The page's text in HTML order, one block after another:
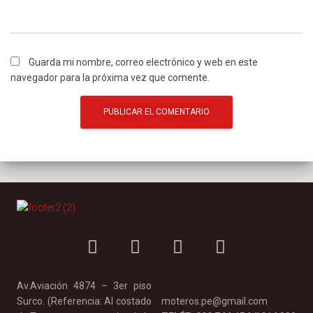
Guarda mi nombre, correo electrónico y web en este
navegador para la próxima vez que comente.
Av.Aviación 4874 – 3er piso
Surco. (Referencia: Al costado
moteros.pe@gmail.com